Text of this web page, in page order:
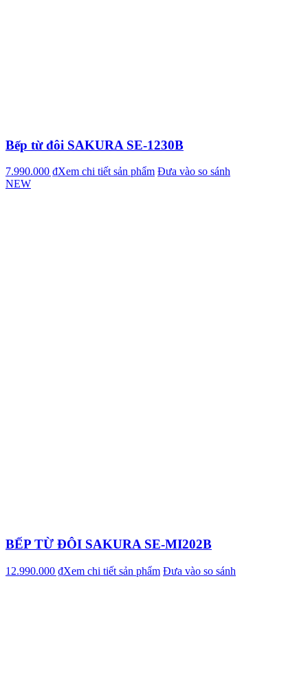
Bếp từ đôi SAKURA SE-1230B
7.990.000 ₫Xem chi tiết sản phẩm Đưa vào so sánh
NEW
BẾP TỪ ĐÔI SAKURA SE-MI202B
12.990.000 ₫Xem chi tiết sản phẩm Đưa vào so sánh